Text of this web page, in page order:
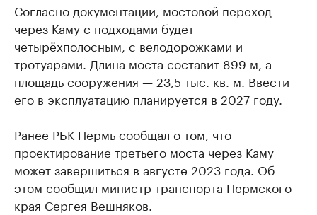
Согласно документации, мостовой переход
через Каму с подходами будет
четырёхполосным, с велодорожками и
тротуарами. Длина моста составит 899 м, а
площадь сооружения — 23,5 тыс. кв. м. Ввести
его в эксплуатацию планируется в 2027 году.
Ранее РБК Пермьсообщал о том, что
проектирование третьего моста через Каму
может завершиться в августе 2023 года. Об
этом сообщил министр транспорта Пермского
края Сергея Вешняков.